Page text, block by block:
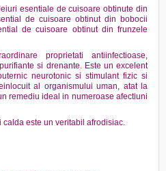
esentiale de cuisoare obtinute din
de cuisoare obtinut din bobocii
de cuisoare obtinut din frunzele
proprietati antiinfectioase,
si drenante. Este un excelent
neurotonic si stimulant fizic si
al organismului uman, atat la
remediu ideal in numeroase afectiuni
este un veritabil afrodisiac.